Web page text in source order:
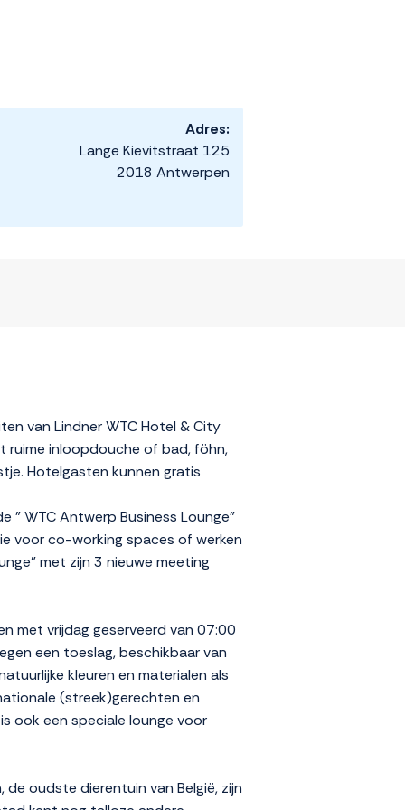
Adres:
Lange Kievitstraat 125
2018 Antwerpen
van Lindner WTC Hotel & City
ruime inloopdouche of bad, föhn,
Hotelgasten kunnen gratis
" WTC Antwerp Business Lounge"
voor co-working spaces of werken
met zijn 3 nieuwe meeting
met vrijdag geserveerd van 07:00
een toeslag, beschikbaar van
kleuren en materialen als
(streek)gerechten en
ook een speciale lounge voor
oudste dierentuin van België, zijn